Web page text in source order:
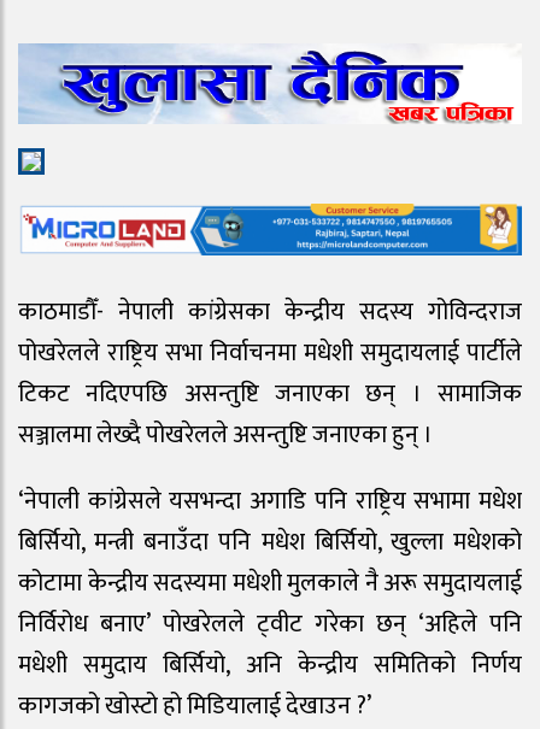
काठमाडौँ- नेपाली कांग्रेसका केन्द्रीय सदस्य गोविन्दराज
पोखरेलले राष्ट्रिय सभा निर्वाचनमा मधेशी समुदायलाई पार्टीले
टिकट नदिएपछि असन्तुष्टि जनाएका छन् । सामाजिक
सञ्जालमा लेख्दै पोखरेलले असन्तुष्टि जनाएका हुन् ।
‘नेपाली कांग्रेसले यसभन्दा अगाडि पनि राष्ट्रिय सभामा मधेश
बिर्सियो, मन्त्री बनाउँदा पनि मधेश बिर्सियो, खुल्ला मधेशको
कोटामा केन्द्रीय सदस्यमा मधेशी मुलकाले नै अरू समुदायलाई
निर्विरोध बनाए’ पोखरेलले ट्‌वीट गरेका छन् ‘अहिले पनि
मधेशी समुदाय बिर्सियो, अनि केन्द्रीय समितिको निर्णय
कागजको खोस्टो हो मिडियालाई देखाउन ?’